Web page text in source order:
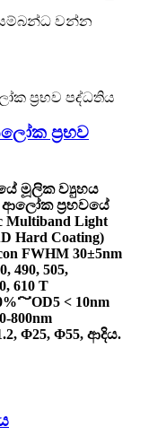
සම්බන්ධ වන්න
ප්‍රභව
මූලික ව්‍යුහය
ප්‍රභවයේ
Light
Hard Coating)
FWHM 30±5nm
490, 505,
610 T
～OD5 < 10nm
800nm
Φ25, Φ55, ආදිය.